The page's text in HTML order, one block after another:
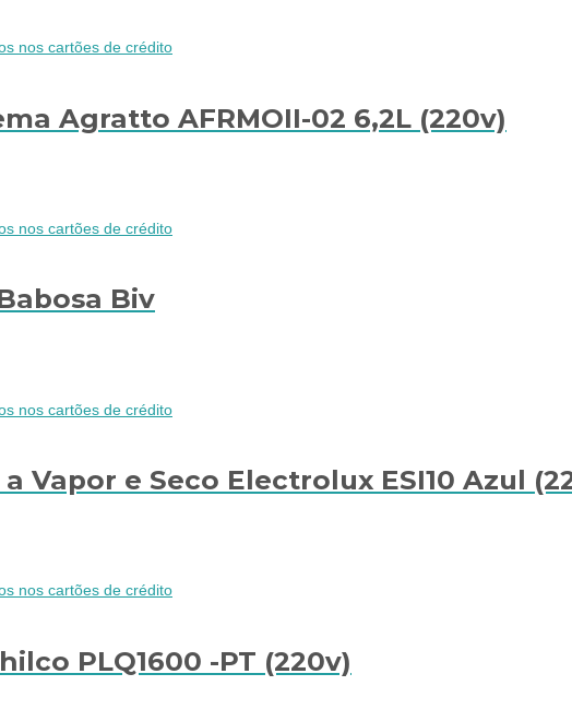
nos cartões de crédito
Agratto AFRMOII-02 6,2L (220v)
nos cartões de crédito
Biv
nos cartões de crédito
Vapor e Seco Electrolux ESI10 Azul
nos cartões de crédito
PLQ1600 -PT (220v)